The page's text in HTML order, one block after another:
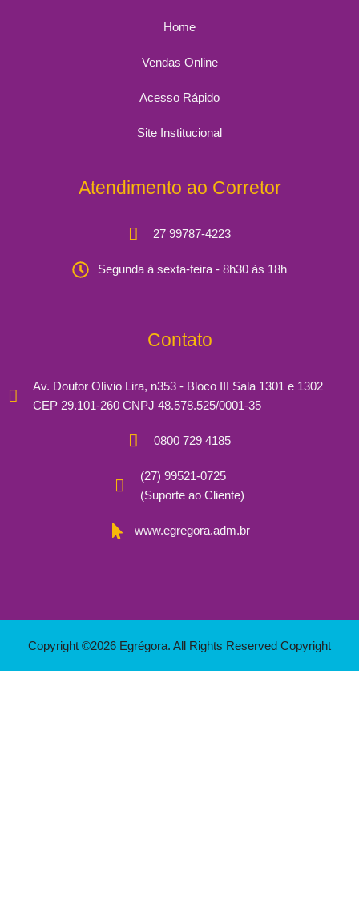
Home
Vendas Online
Acesso Rápido
Site Institucional
Atendimento ao Corretor
27 99787-4223
Segunda à sexta-feira - 8h30 às 18h
Contato
Av. Doutor Olívio Lira, n353 - Bloco III Sala 1301 e 1302
CEP 29.101-260 CNPJ 48.578.525/0001-35
0800 729 4185
(27) 99521-0725
(Suporte ao Cliente)
www.egregora.adm.br
Copyright ©2026 Egrégora. All Rights Reserved Copyright